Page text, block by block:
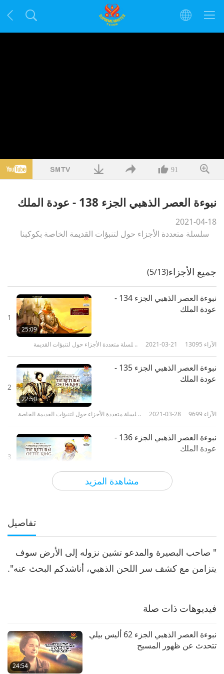
91
نبوءة العصر الذهبي الجزء 138 - عودة الملك
2021-04-18
سلسلة متعددة الأجزاء حول لتنبؤات القديمة الخاصة بكوكبنا
مشاهدة المزيد
جميع الأجزاء(5/13)
1
25:09
نبوءة العصر الذهبي الجزء 134 -
عودة الملك
سلسلة متعددة الأجزاء حول لتنبؤات القديمة
2021-03-21 13095 الآراء
2
22:50
نبوءة العصر الذهبي الجزء 135 -
عودة الملك
سلسلة متعددة الأجزاء حول لتنبؤات القديمة الخاصة
2021-03-28 9699 الآراء
3
نبوءة العصر الذهبي الجزء 136 -
عودة الملك
سلسلة متعددة الأجزاء حول لتنبؤات القديمة الخاصة
بكوكبنا
2021-04-04
4
20:40
سلسلة متعددة الأجزاء حول لتنبؤات القديمة
2021-04-11 14043الآراء
سلسلة متعددة الأجزاء حول لتنبؤات القديمة
الخاصة بكوكبنا
2021-04-18 8308الآراء
6
تفاصيل
" صاحب البصيرة والمدعو تشين نزوله إلى الأرض سوف
يتزامن مع كشف سر اللحن الذهبي، أناشدكم البحث عنه".
فيديوهات ذات صلة
24:54
نبوءة العصر الذهبي الجزء 62 أليس بيلي
تتحدث عن ظهور المسيح